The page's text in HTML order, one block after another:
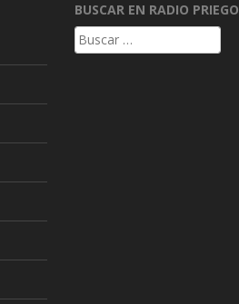
BUSCAR EN RADIO PRIEGO
Buscar: